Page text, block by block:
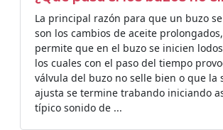
La principal razón para que un buzo
son los cambios de aceite
permite que en el buzo se inicien
los cuales con el paso del tiempo
válvula del buzo no selle bien o que la
ajusta se termine trabando iniciando
típico sonido de ...